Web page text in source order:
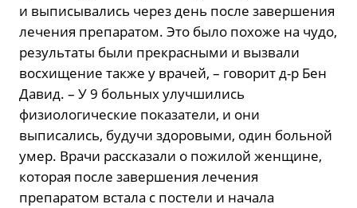
и выписывались через день после завершения
лечения препаратом. Это было похоже на чудо,
результаты были прекрасными и вызвали
восхищение также у врачей, – говорит д-р Бен
Давид. – У 9 больных улучшились
физиологические показатели, и они
выписались, будучи здоровыми, один больной
умер. Врачи рассказали о пожилой женщине,
которая после завершения лечения
препаратом встала с постели и начала